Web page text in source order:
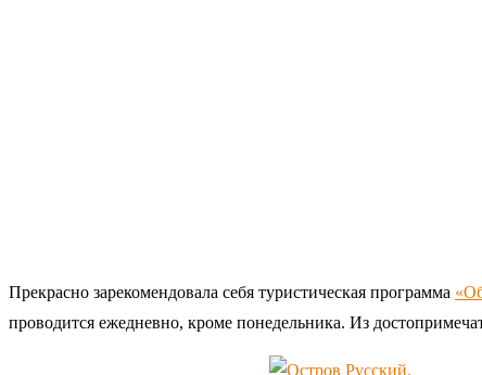
Прекрасно зарекомендовала себя туристическая программа
проводится ежедневно, кроме понедельника. Из